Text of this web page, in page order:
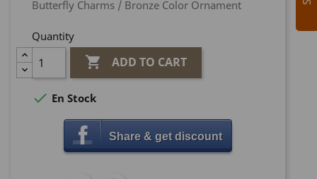
Butterfly Charms / Bronze Color Ornament
Quantity
 ADD TO CART
 En Stock
Share & get discount